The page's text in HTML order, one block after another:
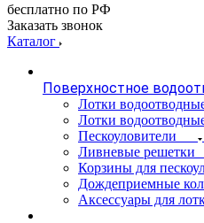
бесплатно по РФ
Заказать звонок
Каталог
Поверхностное
Лотки
Лотки
Пескоуловители
Ливневые решетки
Корзины для
Дождеприемные
Аксессуары для